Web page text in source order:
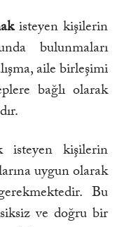
isteyen kişilerin
bulunmaları
aile birleşimi
bağlı olarak
isteyen kişilerin
uygun olarak
Bu
ve doğru bir